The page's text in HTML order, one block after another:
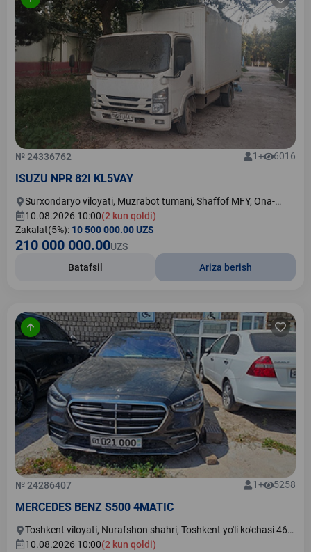
№ 24336762 1+ 6016
ISUZU NPR 82I KL5VAY
Surxondaryo viloyati, Muzrabot tumani, Shaffof MFY, Ona-
diyor ko'chasi, 93-uy
10.08.2026 10:00(2 kun qoldi)
Zakalat(5%): 10 500 000.00 UZS
210 000 000.00UZS
Batafsil
Ariza berish
№ 24286407 1+ 5258
MERCEDES BENZ S500 4MATIC
Toshkent viloyati, Nurafshon shahri, Toshkent yo'li ko'chasi 46
uy (Soloxiddin avto Nurafshon MCHJ jarima maydonchasi)
10.08.2026 10:00(2 kun qoldi)